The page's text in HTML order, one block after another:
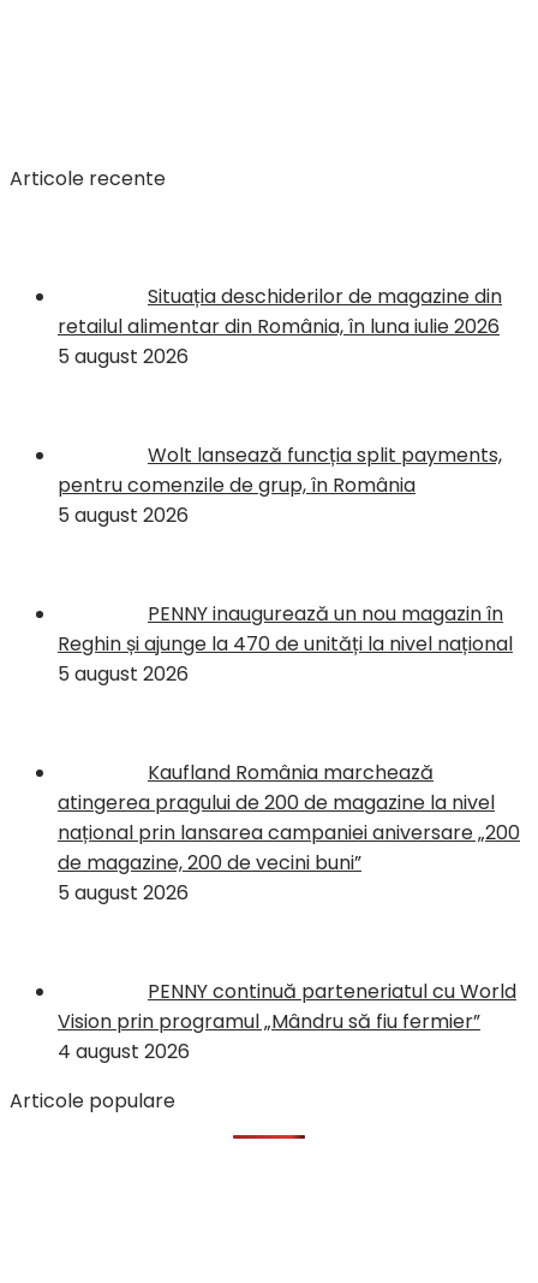
Articole recente
Situația deschiderilor de magazine din
retailul alimentar din România, în luna iulie 2026
5 august 2026
Wolt lansează funcția split payments,
pentru comenzile de grup, în România
5 august 2026
PENNY inaugurează un nou magazin în
Reghin și ajunge la 470 de unități la nivel național
5 august 2026
Kaufland România marchează
atingerea pragului de 200 de magazine la nivel
național prin lansarea campaniei aniversare „200
de magazine, 200 de vecini buni”
5 august 2026
PENNY continuă parteneriatul cu World
Vision prin programul „Mândru să fiu fermier”
4 august 2026
Articole populare